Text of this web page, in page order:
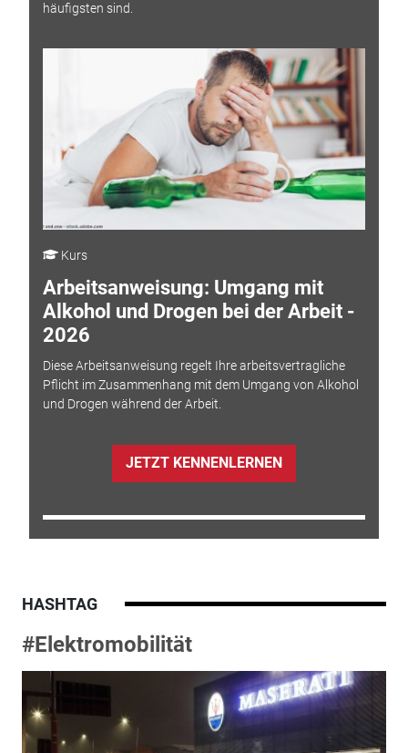
häufigsten sind.
Kurs
Arbeitsanweisung: Umgang mit
Alkohol und Drogen bei der Arbeit -
2026
Diese Arbeitsanweisung regelt Ihre arbeitsvertragliche
Pflicht im Zusammenhang mit dem Umgang von Alkohol
und Drogen während der Arbeit.
JETZT KENNENLERNEN
HASHTAG
#Elektromobilität